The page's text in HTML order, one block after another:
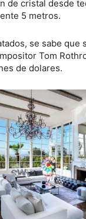
de cristal desde
5 metros.
se sabe que
Tom
de dolares.